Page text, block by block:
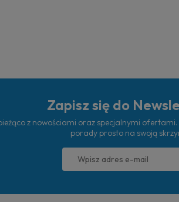
Zapisz się do
z nowościami oraz specjalnymi
porady prosto na swoją